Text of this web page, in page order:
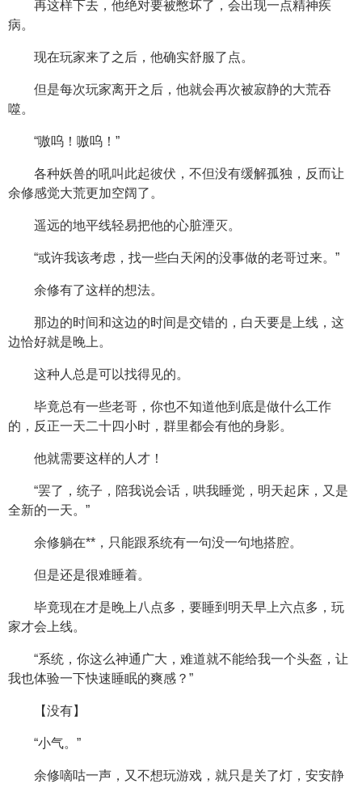
再这样下去，他绝对要被憋坏了，会出现一点精神疾
病。
现在玩家来了之后，他确实舒服了点。
但是每次玩家离开之后，他就会再次被寂静的大荒吞
噬。
“嗷呜！嗷呜！”
各种妖兽的吼叫此起彼伏，不但没有缓解孤独，反而让
余修感觉大荒更加空阔了。
遥远的地平线轻易把他的心脏湮灭。
“或许我该考虑，找一些白天闲的没事做的老哥过来。”
余修有了这样的想法。
那边的时间和这边的时间是交错的，白天要是上线，这
边恰好就是晚上。
这种人总是可以找得见的。
毕竟总有一些老哥，你也不知道他到底是做什么工作
的，反正一天二十四小时，群里都会有他的身影。
他就需要这样的人才！
“罢了，统子，陪我说会话，哄我睡觉，明天起床，又是
全新的一天。”
余修躺在**，只能跟系统有一句没一句地搭腔。
但是还是很难睡着。
毕竟现在才是晚上八点多，要睡到明天早上六点多，玩
家才会上线。
“系统，你这么神通广大，难道就不能给我一个头盔，让
我也体验一下快速睡眠的爽感？”
【没有】
“小气。”
余修嘀咕一声，又不想玩游戏，就只是关了灯，安安静